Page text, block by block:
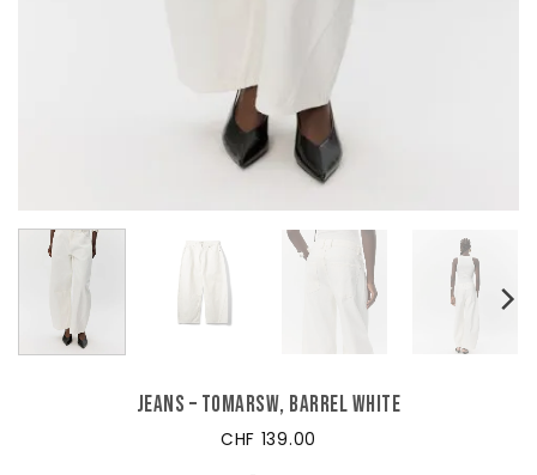
Jeans – TomarSW, Barrel White
CHF 139.00